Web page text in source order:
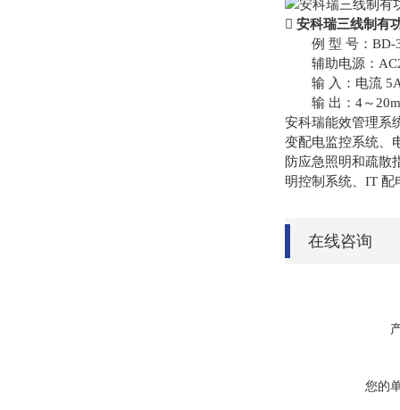
 安科瑞三线制有
例 型 号：BD-
辅助电源：
输 入：电流 5A
输 出：4～
安科瑞能效管理系
变配电监控系统、
防应急照明和疏散
明控制系统、IT 配
在线咨询
您的